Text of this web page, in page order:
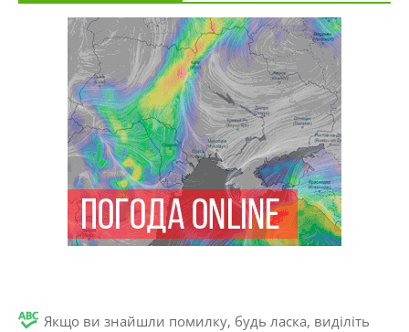
Якщо ви знайшли помилку, будь ласка, виділіть